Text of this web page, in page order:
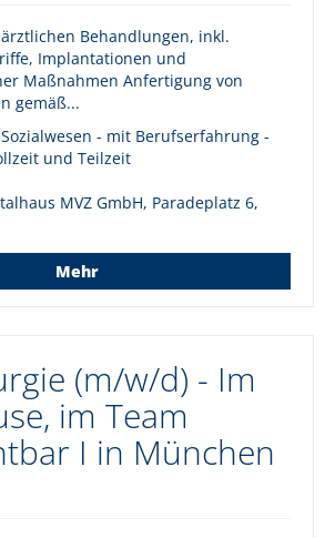
Behandlungen, inkl.
Implantationen und
Maßnahmen Anfertigung von
gemäß...
- mit Berufserfahrung -
und Teilzeit
MVZ GmbH, Paradeplatz 6,
Mehr
(m/w/d) - Im
im Team
I in München